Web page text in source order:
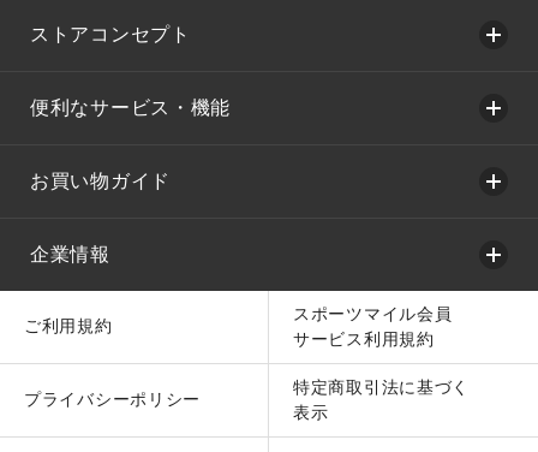
ストアコンセプト
便利なサービス・機能
お買い物ガイド
企業情報
ご利用規約
スポーツマイル会員
サービス利用規約
プライバシーポリシー
特定商取引法に基づく
表示